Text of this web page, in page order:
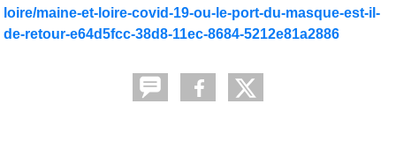
loire/maine-et-loire-covid-19-ou-le-port-du-masque-est-il-
de-retour-e64d5fcc-38d8-11ec-8684-5212e81a2886